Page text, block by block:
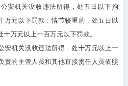
安机关没收违法所得，处五日以下拘
万元以下罚款；情节较重的，处五日以
万元以上一百万元以下罚款。
安机关没收违法所得，处十万元以上一
责的主管人员和其他直接责任人员依照